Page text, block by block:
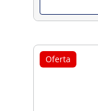
Oferta